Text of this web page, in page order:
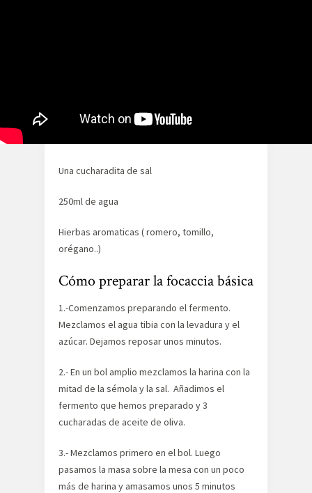
4 cucharadas de aceite de oliva
Una cucharadita de sal
250ml de agua
Hierbas aromaticas ( romero, tomillo,
orégano..)
Cómo preparar la focaccia básica
1.-Comenzamos preparando el fermento.
Mezclamos el agua tibia con la levadura y el
azúcar. Dejamos reposar unos minutos.
2.- En un bol amplio mezclamos la harina con la
mitad de la sémola y la sal. Añadimos el
fermento que hemos preparado y 3
cucharadas de aceite de oliva.
3.- Mezclamos primero en el bol. Luego
pasamos la masa sobre la mesa con un poco
más de harina y amasamos unos 5 minutos